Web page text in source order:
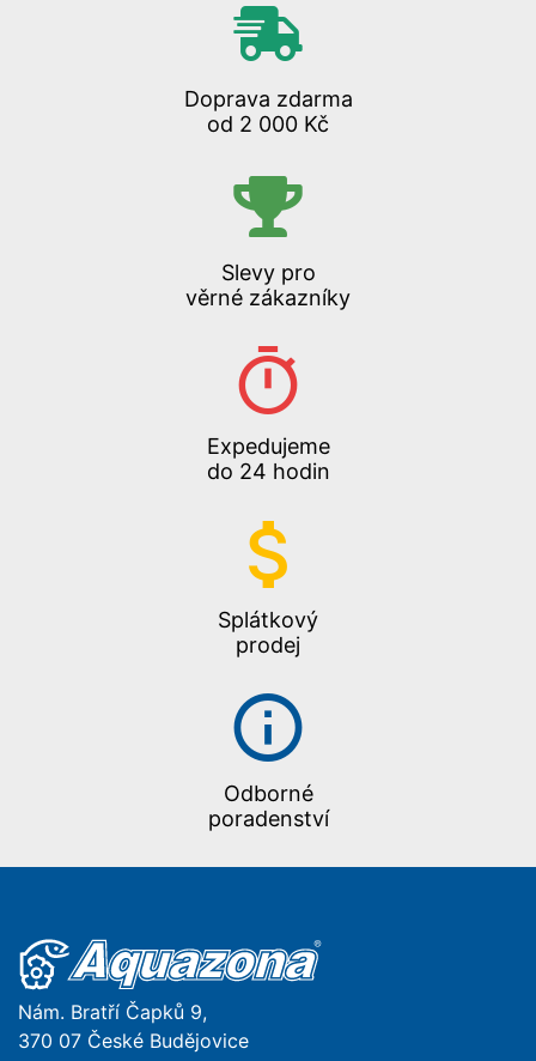
Doprava zdarma
od 2 000 Kč
Slevy pro
věrné zákazníky
Expedujeme
do 24 hodin
Splátkový
prodej
Odborné
poradenství
Nám. Bratří Čapků 9,
370 07 České Budějovice